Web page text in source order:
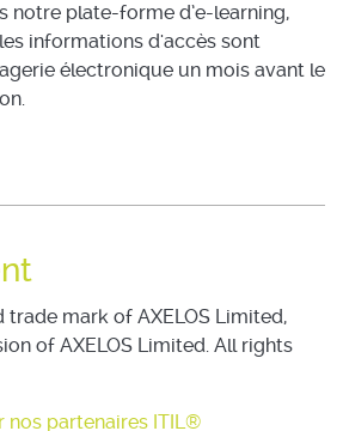
notre plate-forme d’e-learning,
informations d'accès sont
électronique un mois avant le
trade mark of AXELOS Limited,
of AXELOS Limited. All rights
nos partenaires ITIL®